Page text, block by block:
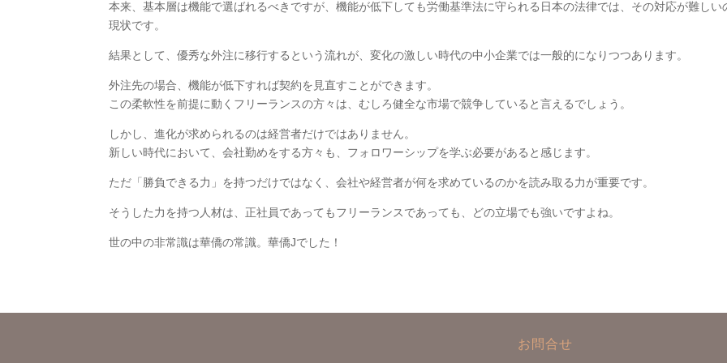
本来、基本層は機能で選ばれるべきですが、機能が低下しても労働基準法に守られる日本の法律では、その対応が難しい
現状です。
結果として、優秀な外注に移行するという流れが、変化の激しい時代の中小企業では一般的になりつつあります。
外注先の場合、機能が低下すれば契約を見直すことができます。
この柔軟性を前提に動くフリーランスの方々は、むしろ健全な市場で競争していると言えるでしょう。
しかし、進化が求められるのは経営者だけではありません。
新しい時代において、会社勤めをする方々も、フォロワーシップを学ぶ必要があると感じます。
ただ「勝負できる力」を持つだけではなく、会社や経営者が何を求めているのかを読み取る力が重要です。
そうした力を持つ人材は、正社員であってもフリーランスであっても、どの立場でも強いですよね。
世の中の非常識は華僑の常識。華僑Jでした！
お問合せ